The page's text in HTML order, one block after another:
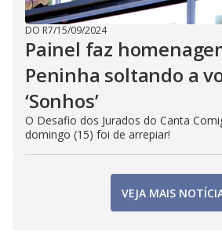
DO R7/15/09/2024
Painel faz
Peninha soltando a
‘Sonhos’
O Desafio dos Jurados do Canta
domingo (15) foi de arrepiar!
VEJA MAIS